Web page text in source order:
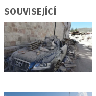
SOUVISEJÍCÍ